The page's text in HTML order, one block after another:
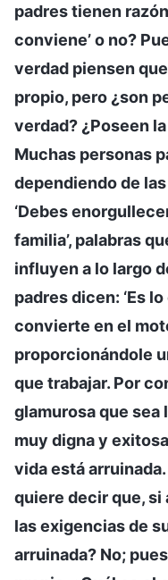
padres tienen
conviene’ o no?
verdad piensen
propio, pero ¿son
verdad? ¿Poseen
Muchas personas
dependiendo de
‘Debes
familia’, palabras
influyen a lo largo
padres dicen: ‘Es
convierte en el
proporcionándole
que trabajar. Por
glamurosa que sea
muy digna y
vida está
quiere decir que,
las exigencias de
arruinada? No;